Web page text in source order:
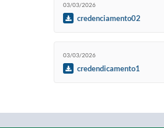
03/03/2026
credenciamento02
03/03/2026
credendicamento1